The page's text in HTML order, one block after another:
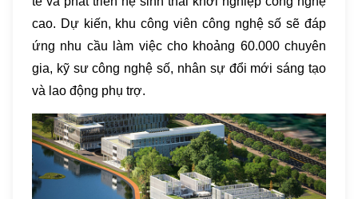
cao. Dự kiến, khu công viên công nghệ số sẽ đáp
ứng nhu cầu làm việc cho khoảng 60.000 chuyên
gia, kỹ sư công nghệ số, nhân sự đổi mới sáng tạo
và lao động phụ trợ.